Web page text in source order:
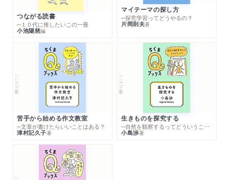
つながる読書
─１０代に推したいこの一冊
小池陽慈編
マイテーマの探し方
─探究学習ってどうやるの？
片岡則夫著
シリーズ・全集
苦手から始める作文教室
─文章が書けたらいいことはある？
津村記久子著
シリーズ・全集
生きものを探究する
─自然を観察するってどういうこと？
小島渉著